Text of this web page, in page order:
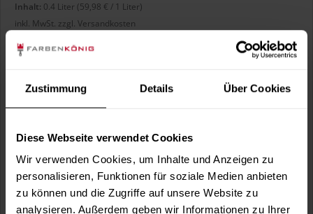
Zustimmung Details Über Cookies
Diese Webseite verwendet Cookies
Wir verwenden Cookies, um Inhalte und Anzeigen zu
personalisieren, Funktionen für soziale Medien anbieten
zu können und die Zugriffe auf unsere Website zu
analysieren. Außerdem geben wir Informationen zu Ihrer
Inhalt: 0.4 Liter (59,98 € / 1 Liter)
inkl. MwSt. zzgl. Versandkosten
Lieferzeit 3 bis 5 Arbeitstage
In den Warenkorb